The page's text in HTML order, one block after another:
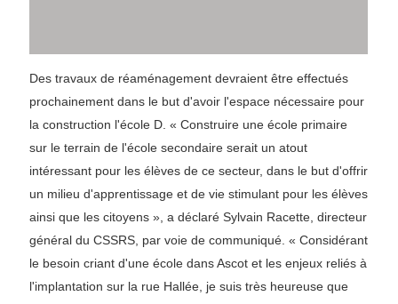
Des travaux de réaménagement devraient être effectués
prochainement dans le but d'avoir l'espace nécessaire pour
la construction l'école D. « Construire une école primaire
sur le terrain de l'école secondaire serait un atout
intéressant pour les élèves de ce secteur, dans le but d'offrir
un milieu d'apprentissage et de vie stimulant pour les élèves
ainsi que les citoyens », a déclaré Sylvain Racette, directeur
général du CSSRS, par voie de communiqué. « Considérant
le besoin criant d'une école dans Ascot et les enjeux reliés à
l'implantation sur la rue Hallée, je suis très heureuse que